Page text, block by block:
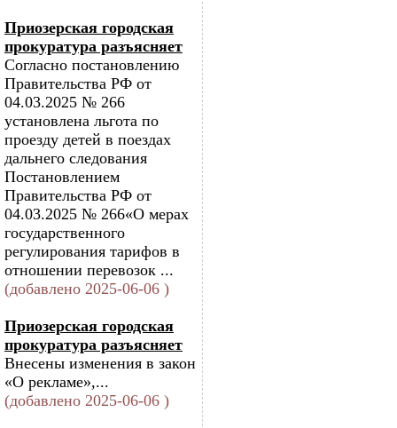
Приозерская городская
прокуратура разъясняет
Согласно постановлению
Правительства РФ от
04.03.2025 № 266
установлена льгота по
проезду детей в поездах
дальнего следования
Постановлением
Правительства РФ от
04.03.2025 № 266«О мерах
государственного
регулирования тарифов в
отношении перевозок ...
(добавлено 2025-06-06 )
Приозерская городская
прокуратура разъясняет
Внесены изменения в закон
«О рекламе»,...
(добавлено 2025-06-06 )